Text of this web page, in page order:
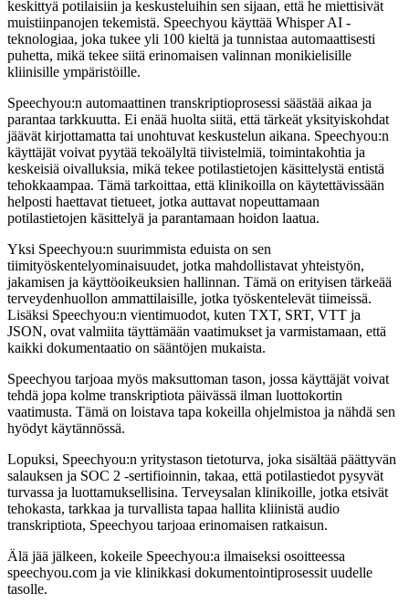
keskittyä potilaisiin ja keskusteluihin sen sijaan, että he miettisivät
muistiinpanojen tekemistä. Speechyou käyttää Whisper AI -
teknologiaa, joka tukee yli 100 kieltä ja tunnistaa automaattisesti
puhetta, mikä tekee siitä erinomaisen valinnan monikielisille
kliinisille ympäristöille.
Speechyou:n automaattinen transkriptioprosessi säästää aikaa ja
parantaa tarkkuutta. Ei enää huolta siitä, että tärkeät yksityiskohdat
jäävät kirjottamatta tai unohtuvat keskustelun aikana. Speechyou:n
käyttäjät voivat pyytää tekoälyltä tiivistelmiä, toimintakohtia ja
keskeisiä oivalluksia, mikä tekee potilastietojen käsittelystä entistä
tehokkaampaa. Tämä tarkoittaa, että klinikoilla on käytettävissään
helposti haettavat tietueet, jotka auttavat nopeuttamaan
potilastietojen käsittelyä ja parantamaan hoidon laatua.
Yksi Speechyou:n suurimmista eduista on sen
tiimityöskentelyominaisuudet, jotka mahdollistavat yhteistyön,
jakamisen ja käyttöoikeuksien hallinnan. Tämä on erityisen tärkeää
terveydenhuollon ammattilaisille, jotka työskentelevät tiimeissä.
Lisäksi Speechyou:n vientimuodot, kuten TXT, SRT, VTT ja
JSON, ovat valmiita täyttämään vaatimukset ja varmistamaan, että
kaikki dokumentaatio on sääntöjen mukaista.
Speechyou tarjoaa myös maksuttoman tason, jossa käyttäjät voivat
tehdä jopa kolme transkriptiota päivässä ilman luottokortin
vaatimusta. Tämä on loistava tapa kokeilla ohjelmistoa ja nähdä sen
hyödyt käytännössä.
Lopuksi, Speechyou:n yritystason tietoturva, joka sisältää päättyvän
salauksen ja SOC 2 -sertifioinnin, takaa, että potilastiedot pysyvät
turvassa ja luottamuksellisina. Terveysalan klinikoille, jotka etsivät
tehokasta, tarkkaa ja turvallista tapaa hallita kliinistä audio
transkriptiota, Speechyou tarjoaa erinomaisen ratkaisun.
Älä jää jälkeen, kokeile Speechyou:a ilmaiseksi osoitteessa
speechyou.com ja vie klinikkasi dokumentointiprosessit uudelle
tasolle.